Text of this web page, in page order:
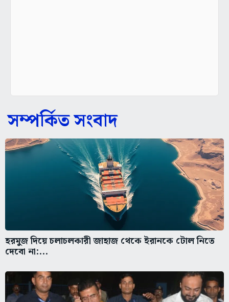
সম্পর্কিত সংবাদ
হরমুজ দিয়ে চলাচলকারী জাহাজ থেকে ইরানকে টোল নিতে
দেবো না:...